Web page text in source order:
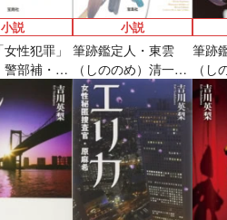
ラノベ
［試し読み］女神
「異世界転生何に
りたいですか」
勇者の肋骨
」 新装版
回ネット小説大
賞作。
小説
性犯罪」
部補・原
小説
筆跡鑑定人・東雲
（しののめ）清一郎
は、書を書かな
い。 鎌倉の猫は手
紙を運ぶ
筆跡
（
は、